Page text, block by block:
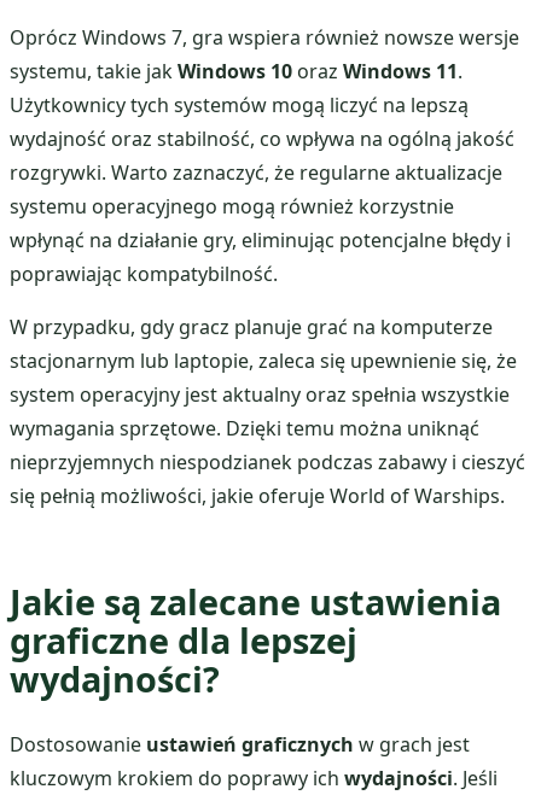
Oprócz Windows 7, gra wspiera również nowsze wersje
systemu, takie jakWindows 10 oraz Windows 11.
Użytkownicy tych systemów mogą liczyć na lepszą
wydajność oraz stabilność, co wpływa na ogólną jakość
rozgrywki. Warto zaznaczyć, że regularne aktualizacje
systemu operacyjnego mogą również korzystnie
wpłynąć na działanie gry, eliminując potencjalne błędy i
poprawiając kompatybilność.
W przypadku, gdy gracz planuje grać na komputerze
stacjonarnym lub laptopie, zaleca się upewnienie się, że
system operacyjny jest aktualny oraz spełnia wszystkie
wymagania sprzętowe. Dzięki temu można uniknąć
nieprzyjemnych niespodzianek podczas zabawy i cieszyć
się pełnią możliwości, jakie oferuje World of Warships.
Jakie są zalecane ustawienia
graficzne dla lepszej
wydajności?
Dostosowanie ustawień graficznych w grach jest
kluczowym krokiem do poprawy ich wydajności. Jeśli